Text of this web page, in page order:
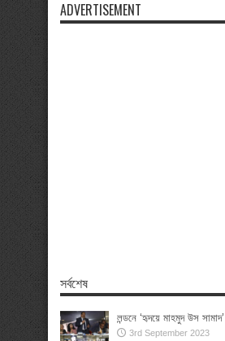
ADVERTISEMENT
সর্বশেষ
লন্ডনে ‘হৃদয়ে মাহমুদ উস
3rd September 2023